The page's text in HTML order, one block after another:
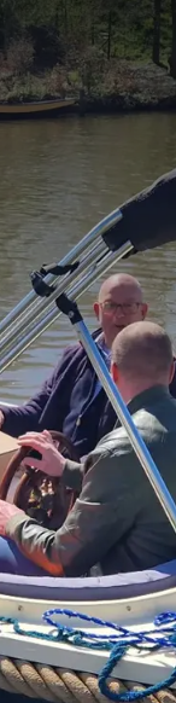
Hotel
vanaf 15
vriendenuitje
een
we
het hotel. Bekijk
uw wensen zijn.
en zal u
voor deelname.
met lunch,
van de maand.
voorwaarden,